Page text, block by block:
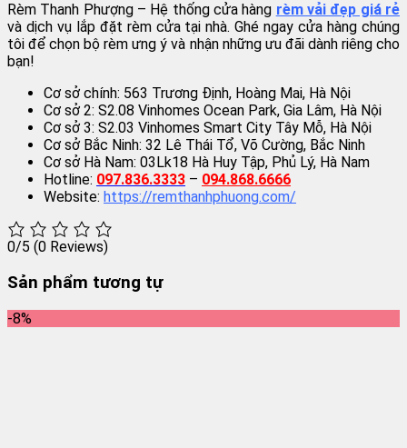
Rèm Thanh Phượng – Hệ thống cửa hàng rèm vải đẹp giá rẻ
và dịch vụ lắp đặt rèm cửa tại nhà. Ghé ngay cửa hàng chúng
tôi để chọn bộ rèm ưng ý và nhận những ưu đãi dành riêng cho
bạn!
Cơ sở chính: 563 Trương Định, Hoàng Mai, Hà Nội
Cơ sở 2: S2.08 Vinhomes Ocean Park, Gia Lâm, Hà Nội
Cơ sở 3: S2.03 Vinhomes Smart City Tây Mỗ, Hà Nội
Cơ sở Bắc Ninh: 32 Lê Thái Tổ, Võ Cường, Bắc Ninh
Cơ sở Hà Nam: 03Lk18 Hà Huy Tập, Phủ Lý, Hà Nam
Hotline: 097.836.3333 – 094.868.6666
Website: https://remthanhphuong.com/
0/5 (0 Reviews)
Sản phẩm tương tự
-8%